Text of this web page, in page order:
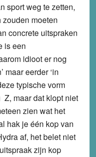
sport weg te zetten,
moeten
concrete uitspraken
is een
idioot er nog
maar eerder ‘in
typische vorm
maar dat klopt niet
zien wat het
hak je één kop van
af, het belet niet
zijn kop